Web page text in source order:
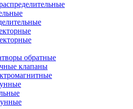
обратные
клапаны